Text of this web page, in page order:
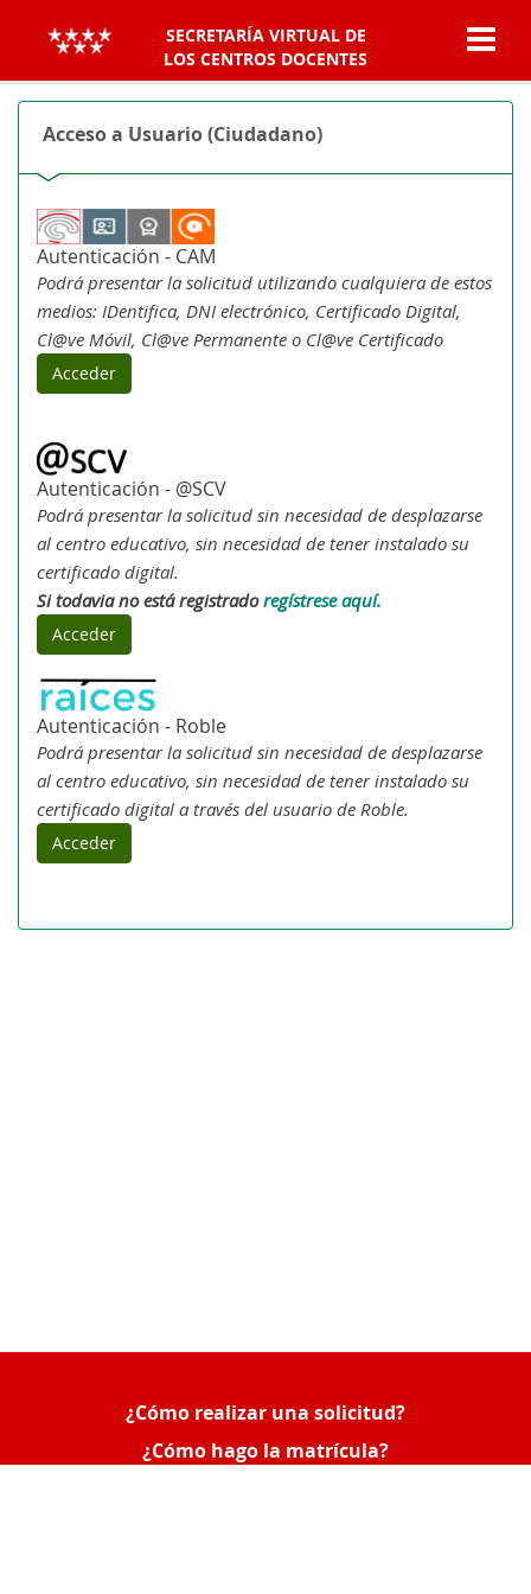
SECRETARÍA VIRTUAL DE
LOS CENTROS DOCENTES
Acceso a Usuario (Ciudadano)
Autenticación - CAM
Podrá presentar la solicitud utilizando cualquiera de estos
medios: IDentifica, DNI electrónico, Certificado Digital,
Cl@ve Móvil, Cl@ve Permanente o Cl@ve Certificado
Acceder
Autenticación - @SCV
Podrá presentar la solicitud sin necesidad de desplazarse
al centro educativo, sin necesidad de tener instalado su
certificado digital.
Si todavia no está registradoregístrese aquí.
Acceder
Autenticación - Roble
Podrá presentar la solicitud sin necesidad de desplazarse
al centro educativo, sin necesidad de tener instalado su
certificado digital a través del usuario de Roble.
Acceder
¿Cómo realizar una solicitud?
¿Cómo hago la matrícula?